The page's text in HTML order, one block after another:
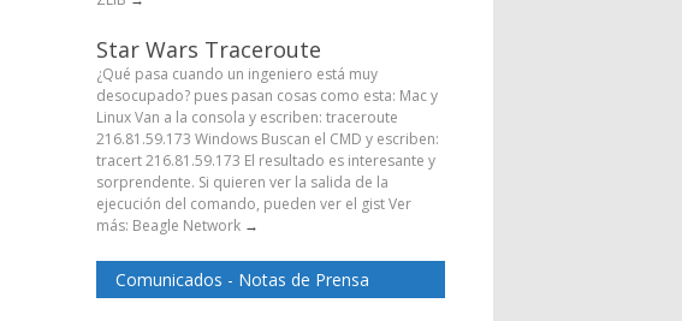
Star Wars Traceroute
¿Qué pasa cuando un ingeniero está muy
desocupado? pues pasan cosas como esta: Mac y
Linux Van a la consola y escriben: traceroute
216.81.59.173 Windows Buscan el CMD y escriben:
tracert 216.81.59.173 El resultado es interesante y
sorprendente. Si quieren ver la salida de la
ejecución del comando, pueden ver el gist Ver
más: Beagle Network →
Comunicados - Notas de Prensa